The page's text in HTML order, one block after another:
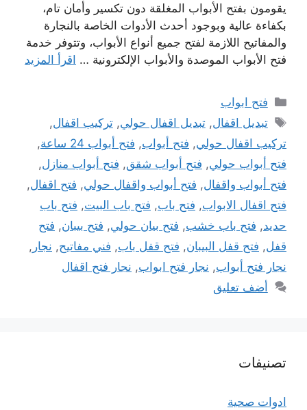
يقومون بفتح الأبواب المغلقة دون تكسير وأمان تام،
بكفاءة عالية وبوجود أحدث الأدوات الخاصة بالنجارة
والمفاتيح اللازمة لفتح جميع أنواع الأبواب، وتتوفر خدمة
فتح الأبواب الموصدة والأبواب الإلكترونية … اقرأ المزيد
التصنيفات
فتح ابواب
الوسوم
تبديل اقفال,تبديل اقفال حولي,تركيب اقفال,
تركيب اقفال حولي, فتح أبواب, فتح أبواب 24 ساعة
,
فتح أبواب حولي, فتح أبواب شقق, فتح أبواب منازل,
فتح أبواب واقفال, فتح أبواب واقفال حولي, فتح اقفال,
فتح اقفال الابواب, فتح باب, فتح باب البيت, فتح باب
حديد, فتح باب خشب, فتح بيان حولي, فتح بيبان, فتح
قفل, فتح قفل البيبان, فتح قفل باب, فني مفاتيح, نجار ,
نجار فتح أبواب, نجار فتح ابواب, نجار فتح اقفال
أضف تعليق
تصنيفات
ادوات صحية